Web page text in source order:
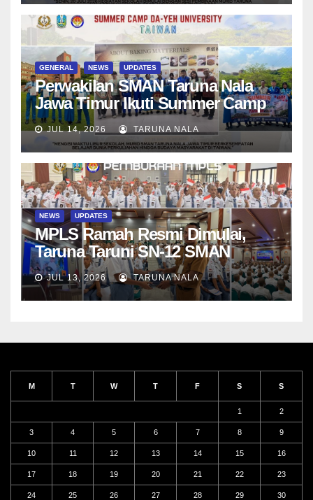
GENERAL NEWS UPDATES
Perwakilan SMAN Taruna Nala
Jawa Timur Ikuti Summer Camp
di Da-Yeh University, Taiwan
JUL 14, 2026 TARUNA NALA
NEWS UPDATES
MPLS Ramah Resmi Dimulai,
Taruna Taruni SN-12 SMAN
Taruna Nala Jawa Timur Siap
Menjalani Tahun Ajaran Baru
JUL 13, 2026 TARUNA NALA
M T W T F S S
1 2
3 4 5 6 7 8 9
10 11 12 13 14 15 16
17 18 19 20 21 22 23
24 25 26 27 28 29 30